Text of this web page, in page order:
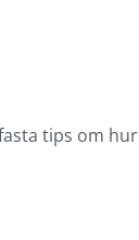
tips om hur